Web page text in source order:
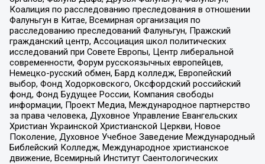
Коалиция по расследованию преследования в отношении
Фалуньгун в Китае, Всемирная организация по
расследованию преследований Фалуньгун, Пражский
гражданский центр, Ассоциация школ политических
исследований при Совете Европы, Центр либеральной
современности, Форум русскоязычных европейцев,
Немецко-русский обмен, Бард колледж, Европейский
выбор, Фонд Ходорковского, Оксфордский российский
фонд, Фонд Будущее России, Компания свободы
информации, Проект Медиа, Международное партнерство
за права человека, Духовное Управление Евангельских
Христиан Украинской Христианской Церкви, Новое
Поколение, Духовное Учебное Заведение Международный
Библейский Колледж, Международное христианское
движение, Всемирный Институт Саентологических